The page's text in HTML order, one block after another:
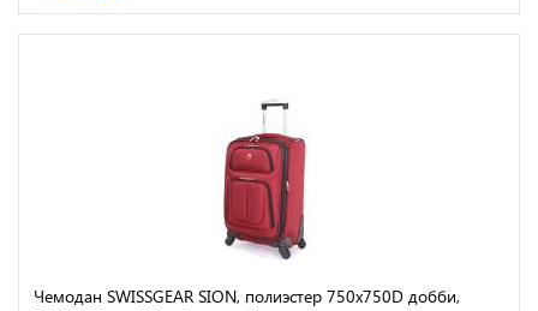
Чемодан SWISSGEAR SION, полиэстер 750x750D добби,